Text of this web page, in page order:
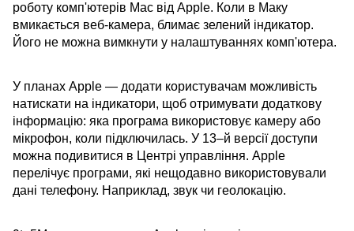
роботу комп'ютерів Mac від Apple. Коли в Маку
вмикається веб-камера, блимає зелений індикатор.
Його не можна вимкнути у налаштуваннях комп'ютера.
У планах Apple — додати користувачам можливість
натискати на індикатори, щоб отримувати додаткову
інформацію: яка програма використовує камеру або
мікрофон, коли підключилась. У 13–й версії доступи
можна подивитися в Центрі управління. Apple
перелічує програми, які нещодавно використовували
дані телефону. Наприклад, звук чи геолокацію.